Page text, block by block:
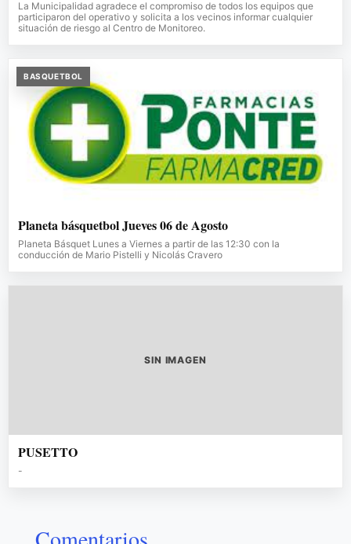
La Municipalidad agradece el compromiso de todos los equipos que
participaron del operativo y solicita a los vecinos informar cualquier
situación de riesgo al Centro de Monitoreo.
BASQUETBOL
Planeta básquetbol Jueves 06 de Agosto
Planeta Básquet Lunes a Viernes a partir de las 12:30 con la
conducción de Mario Pistelli y Nicolás Cravero
SIN IMAGEN
PUSETTO
-